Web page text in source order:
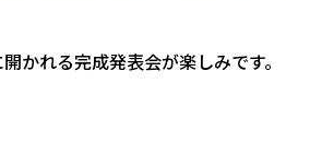
かれる完成発表会が楽しみです。